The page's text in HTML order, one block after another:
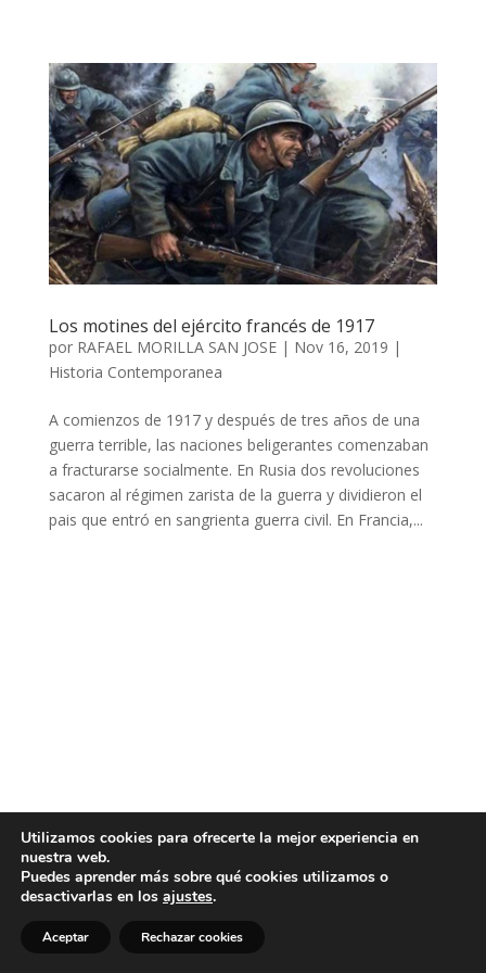
Los motines del ejército francés de 1917
por RAFAEL MORILLA SAN JOSE| Nov 16, 2019 |
Historia Contemporanea
A comienzos de 1917 y después de tres años de una
guerra terrible, las naciones beligerantes comenzaban
a fracturarse socialmente. En Rusia dos revoluciones
sacaron al régimen zarista de la guerra y dividieron el
pais que entró en sangrienta guerra civil. En Francia,...
Utilizamos cookies para ofrecerte la mejor experiencia en
nuestra web.
Puedes aprender más sobre qué cookies utilizamos o
desactivarlas en los ajustes.
Aceptar Rechazar cookies